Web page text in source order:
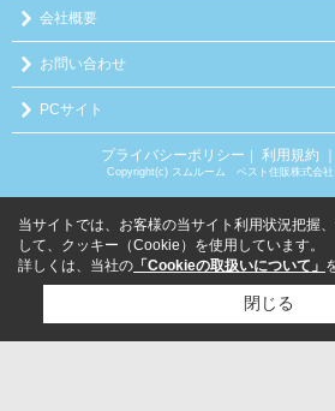
会社概要
お問い合わせ
PCサイト
プライバシーポリシー ｜ 利用規約
Copyright(c) スムルーム ベスト住販株式会社
当サイトでは、お客様の当サイト利用状況把握
して、クッキー（Cookie）を使用しています。
詳しくは、当社の 「Cookieの取扱いについて」
閉じる